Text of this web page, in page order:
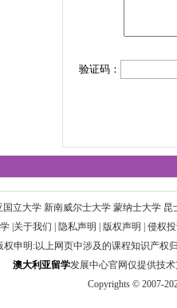
验证码：
国立大学 ‌新南威尔士大学 ‌蒙纳士大学 昆
关于我们 隐私声明 版权声明
侵权
权申明:以上网页中涉及的课程知识产权
澳大利亚留学发展中心官网仅提供技术
Copyrights © 2007-